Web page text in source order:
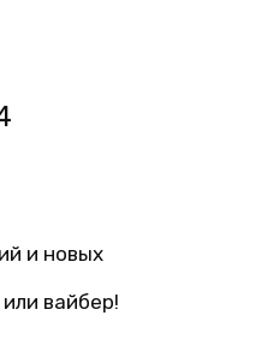
и новых
вайбер!